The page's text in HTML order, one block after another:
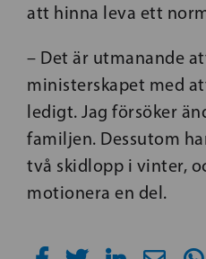
att hinna leva ett
– Det är utmanande
ministerskapet med
ledigt. Jag försöker
familjen. Dessutom
två skidlopp i vinter,
motionera en del.